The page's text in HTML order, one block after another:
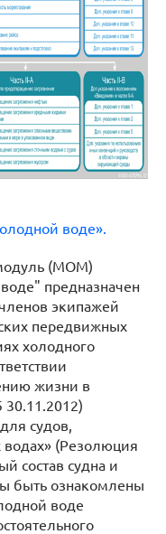
воде».
(МОМ)
предназначен
экипажей
передвижных
холодного
жизни в
30.11.2012)
судов,
(Резолюция
состав судна и
быть ознакомлены
воде